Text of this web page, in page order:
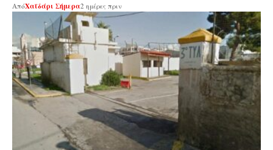
ΑπόΧαϊδάρι Σήμερα2 ημέρες πριν